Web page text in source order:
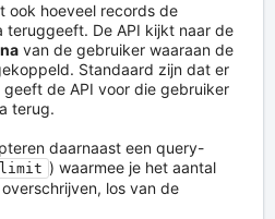
ook hoeveel records de
teruggeeft. De API kijkt naar de
van de gebruiker waaraan de
Standaard zijn dat er
de API voor die gebruiker
terug.
daarnaast een query-
limit ) waarmee je het aantal
los van de